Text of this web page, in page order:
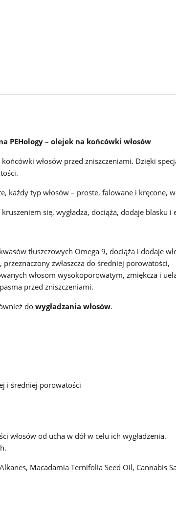
PEHology – olejek na końcówki włosów
włosów przed zniszczeniami. Dzięki
każdy typ włosów – proste, falowane i kręcone,
się, wygładza, dociąża, dodaje blasku i
tłuszczowych Omega 9, dociąża i dodaje
przeznaczony zwłaszcza do średniej porowatości,
włosom wysokoporowatym, zmiękcza i
przed zniszczeniami.
dowygładzania włosów.
i średniej porowatości
włosów od ucha w dół w celu ich wygładzenia.
Macadamia Ternifolia Seed Oil, Cannabis